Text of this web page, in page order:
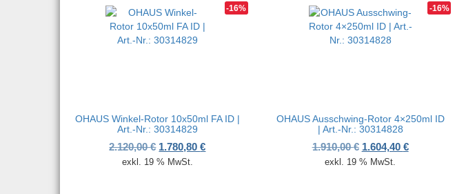
-16%
OHAUS Winkel-Rotor 10x50ml FA ID |
Art.-Nr.: 30314829
2.120,00€ Ursprünglicher Preis war: 2.120,00 €
1.780,80€Aktueller Preis ist: 1.780,80 €.
exkl. 19 % MwSt.
-16%
OHAUS Ausschwing-Rotor 4×250ml ID
| Art.-Nr.: 30314828
1.910,00€ Ursprünglicher Preis
1.604,40 €Aktueller
exkl. 19 % MwSt.